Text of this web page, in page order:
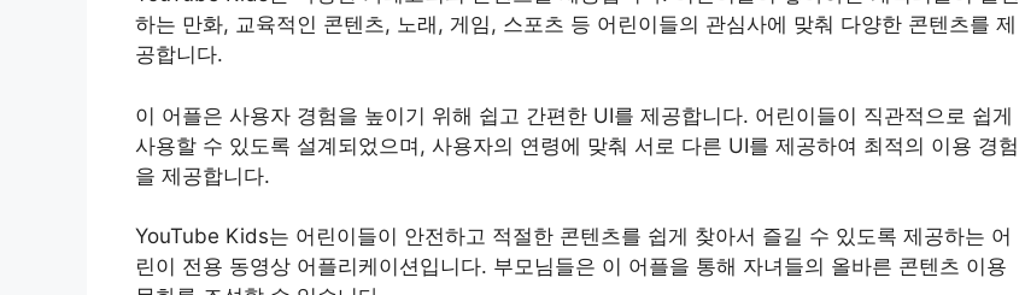
하는 만화, 교육적인 콘텐츠, 노래, 게임, 스포츠 등 어린이들의 관심사에 맞춰 다양한 콘텐츠를 제
공합니다.
이 어플은 사용자 경험을 높이기 위해 쉽고 간편한 UI를 제공합니다. 어린이들이 직관적으로 쉽게
사용할 수 있도록 설계되었으며, 사용자의 연령에 맞춰 서로 다른 UI를 제공하여 최적의 이용 경험
을 제공합니다.
YouTube Kids는 어린이들이 안전하고 적절한 콘텐츠를 쉽게 찾아서 즐길 수 있도록 제공하는 어
린이 전용 동영상 어플리케이션입니다. 부모님들은 이 어플을 통해 자녀들의 올바른 콘텐츠 이용